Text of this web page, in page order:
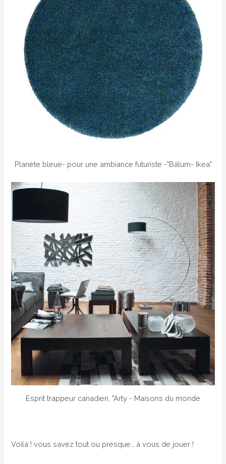
Planète bleue- pour une ambiance futuriste -"Bälum- Ikea"
Esprit trappeur canadien, "Arty - Maisons du monde
Voilà ! vous savez tout ou presque… à vous de jouer !